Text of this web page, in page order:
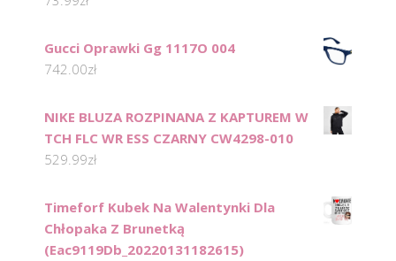
Gucci Oprawki Gg 1117O 004
742.00zł
NIKE BLUZA ROZPINANA Z KAPTUREM W
TCH FLC WR ESS CZARNY CW4298-010
529.99zł
Timeforf Kubek Na Walentynki Dla
Chłopaka Z Brunetką
(Eac9119Db_20220131182615)